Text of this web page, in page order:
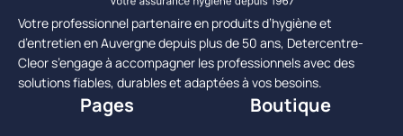
Votre professionnel partenaire en produits d’hygiène et
d’entretien en Auvergne depuis plus de 50 ans, Detercentre-
Cleor s’engage à accompagner les professionnels avec des
solutions fiables, durables et adaptées à vos besoins.
Pages Boutique